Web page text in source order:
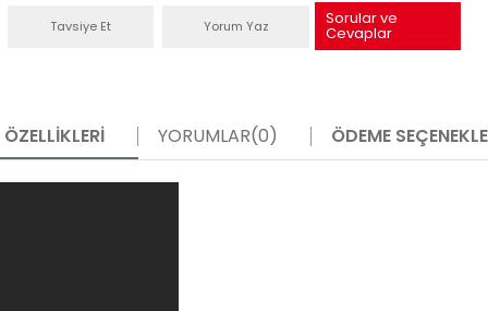
Tavsiye Et Yorum Yaz Sorular ve
Cevaplar
YORUMLAR(0) ÖDEME